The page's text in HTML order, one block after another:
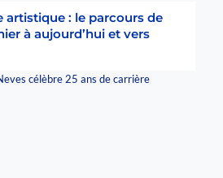
artistique : le parcours de
à aujourd’hui et vers
célèbre 25 ans de carrière